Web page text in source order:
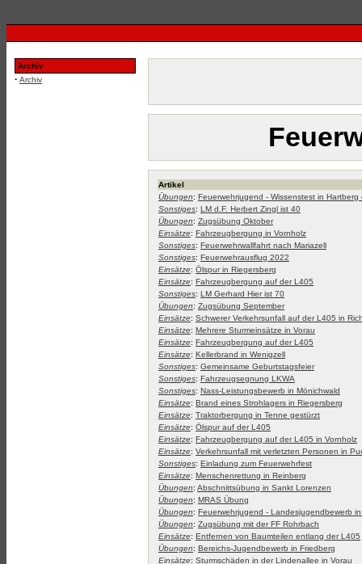
Archiv
· Archiv
Artikel
Übungen: Feuerwehrjugend - Wissenstest in Hartberg
Sonstiges: LM d.F. Herbert Zingl ist 40
Übungen: Zugsübung Oktober
Einsätze: Fahrzeugbergung in Vornholz
Sonstiges: Feuerwehrwallfahrt nach Mariazell
Sonstiges: Feuerwehrausflug 2022
Einsätze: Ölspur in Riegersberg
Einsätze: Fahrzeugbergung auf der L405
Sonstiges: LM Gerhard Hier ist 70
Übungen: Zugsübung September
Einsätze: Schwerer Verkehrsunfall auf der L405 in
Einsätze: Mehrere Sturmeinsätze in Vorau
Einsätze: Fahrzeugbergung auf der L405
Einsätze: Kellerbrand in Wenigzell
Sonstiges: Gemeinsame Geburtstagsfeier
Sonstiges: Fahrzeugsegnung LKWA
Sonstiges: Nass-Leistungsbewerb in Mönichwald
Einsätze: Brand eines Strohlagers in Riegersberg
Einsätze: Traktorbergung in Tenne gestürzt
Einsätze: Ölspur auf der L405
Einsätze: Fahrzeugbergung auf der L405 in Vornholz
Einsätze: Verkehrsunfall mit verletzten Personen in
Sonstiges: Einladung zum Feuerwehrfest
Einsätze: Menschenrettung in Reinberg
Übungen: Abschnittsübung in Sankt Lorenzen
Übungen: MRAS Übung
Übungen: Feuerwehrjugend - Landesjugendbewerb
Übungen: Zugsübung mit der FF Rohrbach
Einsätze: Entfernen von Baumteilen entlang der L405
Übungen: Bereichs-Jugendbewerb in Friedberg
Einsätze: Sturmschäden in der Lindenallee in Vorau